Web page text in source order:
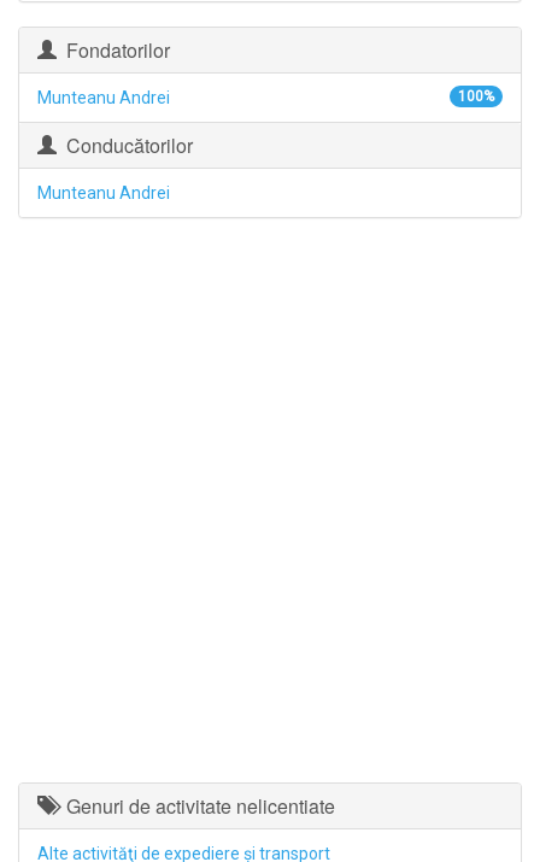
Fondatorilor
Munteanu Andrei 100%
Conducătorilor
Munteanu Andrei
Genuri de activitate nelicentiate
Alte activităţi de expediere şi transport